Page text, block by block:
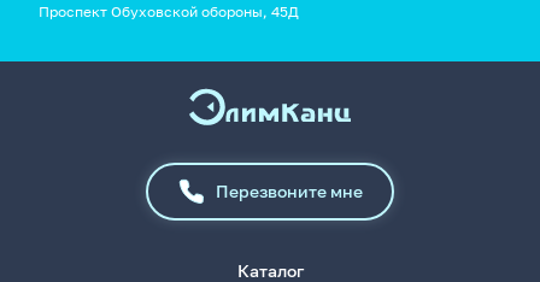
Проспект Обуховской обороны, 45Д
Перезвоните мне
Каталог